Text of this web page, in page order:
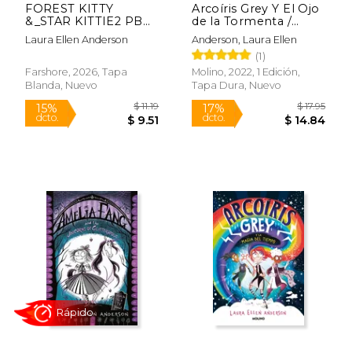
FOREST KITTY
&_STAR KITTIE2 PB
(en Inglés)
Laura Ellen Anderson
Farshore, 2026, Tapa
Blanda, Nuevo
15%
dcto.
Arcoíris Grey Y El Ojo
de la Tormenta /
Rainbow Grey: Eye of
the Storm
Anderson, Laura Ellen
(1)
Molino, 2022, 1 Edición,
Tapa Dura, Nuevo
17%
dcto.
Rápido